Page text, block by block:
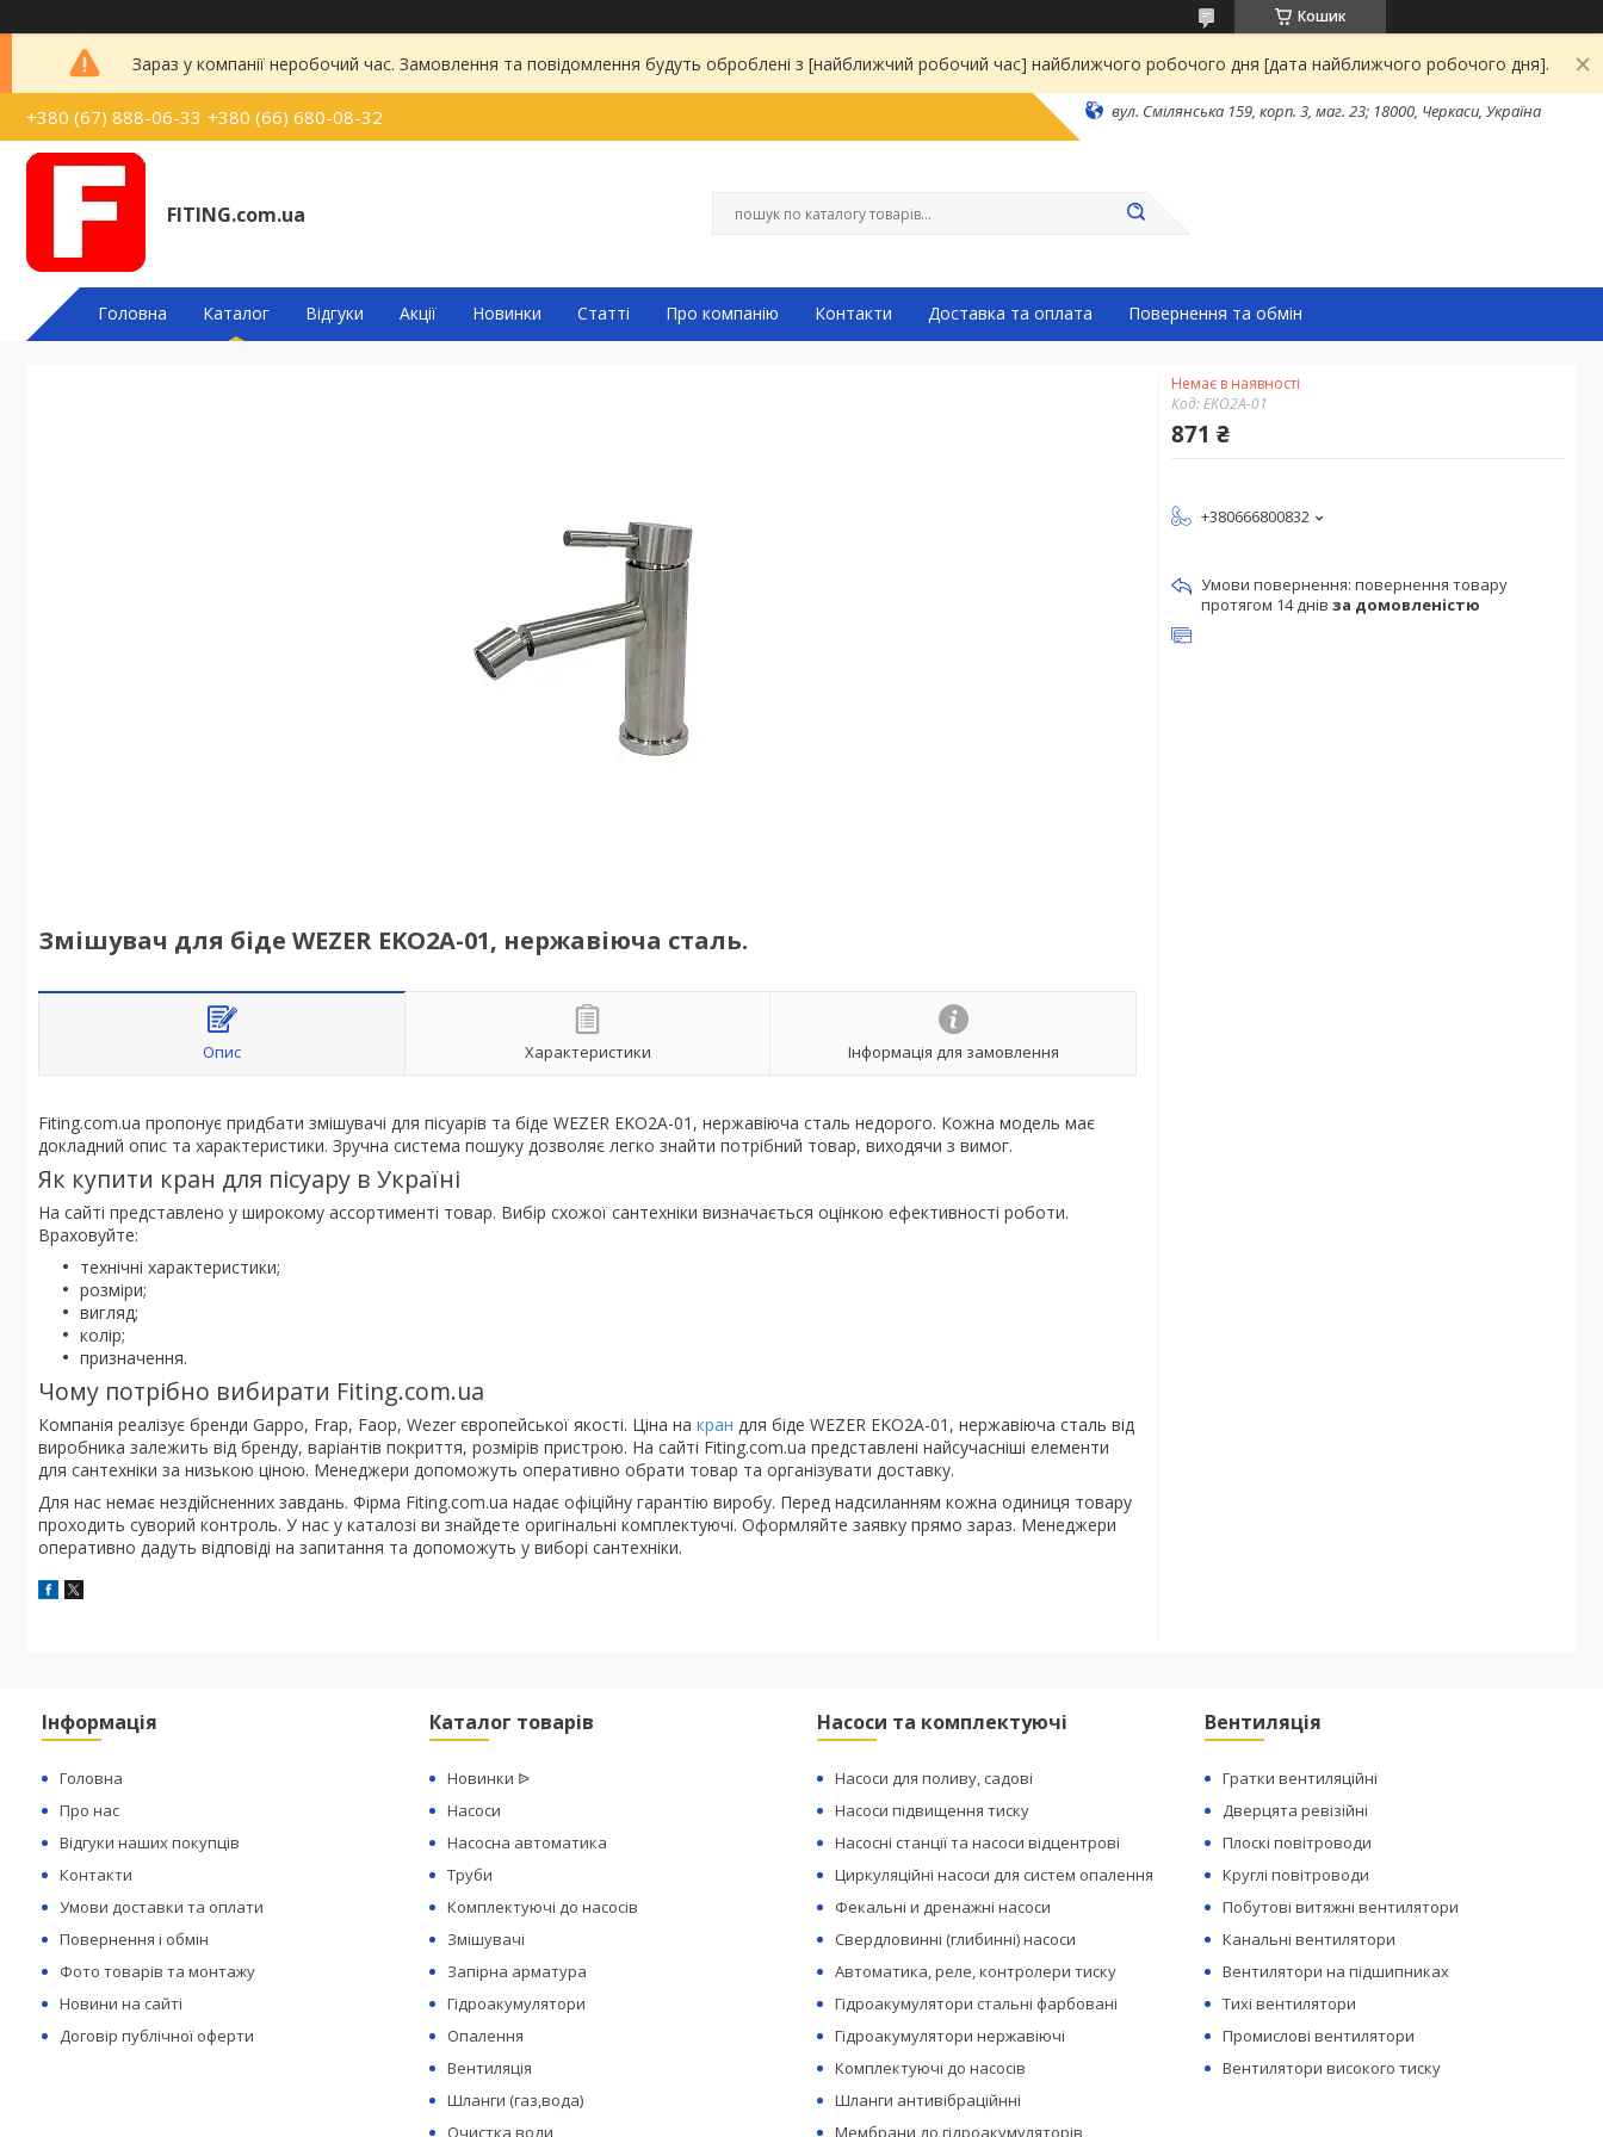
Кошик
Зараз у компанії неробочий час. Замовлення та повідомлення будуть оброблені з [найближчий робочий час] найближчого робочого дня [дата найближчого робочого дня].
+380 (67) 888-06-33 +380 (66) 680-08-32 вул. Смілянська 159, корп. 3, маг. 23; 18000, Черкаси, Україна
FITING.com.ua
Головна Каталог Відгуки Акції Новинки Статті Про компанію Контакти Доставка та оплата Повернення та обмін
Змішувач для біде WEZER EKO2A-01, нержавіюча сталь.
Опис Характеристики Інформація для замовлення
Fiting.com.ua пропонує придбати змішувачі для пісуарів та біде WEZER EKO2A-01, нержавіюча сталь недорого. Кожна модель має
докладний опис та характеристики. Зручна система пошуку дозволяє легко знайти потрібний товар, виходячи з вимог.
Як купити кран для пісуару в Україні
На сайті представлено у широкому ассортименті товар. Вибір схожої сантехніки визначається оцінкою ефективності роботи.
Враховуйте:
технічні характеристики;
розміри;
вигляд;
колір;
призначення.
Чому потрібно вибирати Fiting.com.ua
Компанія реалізує бренди Gappo, Frap, Faop, Wezer європейської якості. Ціна на кран для біде WEZER EKO2A-01, нержавіюча сталь від
виробника залежить від бренду, варіантів покриття, розмірів пристрою. На сайті Fiting.com.ua представлені найсучасніші елементи
для сантехніки за низькою ціною. Менеджери допоможуть оперативно обрати товар та організувати доставку.
Для нас немає нездійсненних завдань. Фірма Fiting.com.ua надає офіційну гарантію виробу. Перед надсиланням кожна одиниця товару
проходить суворий контроль. У нас у каталозі ви знайдете оригінальні комплектуючі. Оформляйте заявку прямо зараз. Менеджери
оперативно дадуть відповіді на запитання та допоможуть у виборі сантехніки.
Немає в наявності
Код:EKO2A-01
871 ₴
+380666800832
повернення товару
протягом 14 днів за домовленістю
Інформація
Головна
Про нас
Відгуки наших покупців
Контакти
Умови доставки та оплати
Повернення і обмін
Фото товарів та монтажу
Новини на сайті
Договір публічної оферти
Каталог товарів
Новинки ᐉ
Насоси
Насосна автоматика
Труби
Комплектуючі до насосів
Змішувачі
Запірна арматура
Гідроакумулятори
Опалення
Вентиляція
Шланги (газ,вода)
Очистка води
Насоси та комплектуючі
Насоси для поливу, садові
Насоси підвищення тиску
Насосні станції та насоси відцентрові
Циркуляційні насоси для систем опалення
Фекальні и дренажні насоси
Свердловинні (глибинні) насоси
Автоматика, реле, контролери тиску
Гідроакумулятори стальні фарбовані
Гідроакумулятори нержавіючі
Комплектуючі до насосів
Шланги антивібраційнні
Мембрани до гідроакумуляторів
Вентиляція
Гратки вентиляційні
Дверцята ревізійні
Плоскі повітроводи
Круглі повітроводи
Побутові витяжні вентилятори
Канальні вентилятори
Вентилятори на підшипниках
Тихі вентилятори
Промислові вентилятори
Вентилятори високого тиску